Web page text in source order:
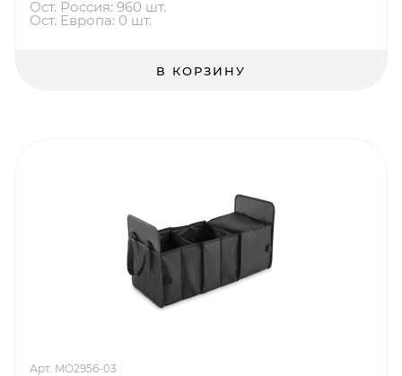
Ост. Россия: 960 шт.
Ост. Европа: 0 шт.
В КОРЗИНУ
Арт. MO2956-03